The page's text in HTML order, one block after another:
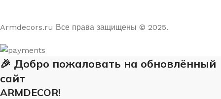
Armdecors.ru Все права защищены © 2025. ​
🎉 Добро пожаловать на обновлённый
сайт
ARMDECOR!